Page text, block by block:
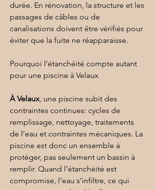
durée. En rénovation, la structure et les
passages de câbles ou de
canalisations doivent être vérifiés pour
éviter que la fuite ne réapparaisse.
Pourquoi l’étanchéité compte autant
pour une piscine à Velaux
À Velaux, une piscine subit des
contraintes continues: cycles de
remplissage, nettoyage, traitements
de l’eau et contraintes mécaniques. La
piscine est donc un ensemble à
protéger, pas seulement un bassin à
remplir. Quand l’étanchéité est
compromise, l’eau s’infiltre, ce qui